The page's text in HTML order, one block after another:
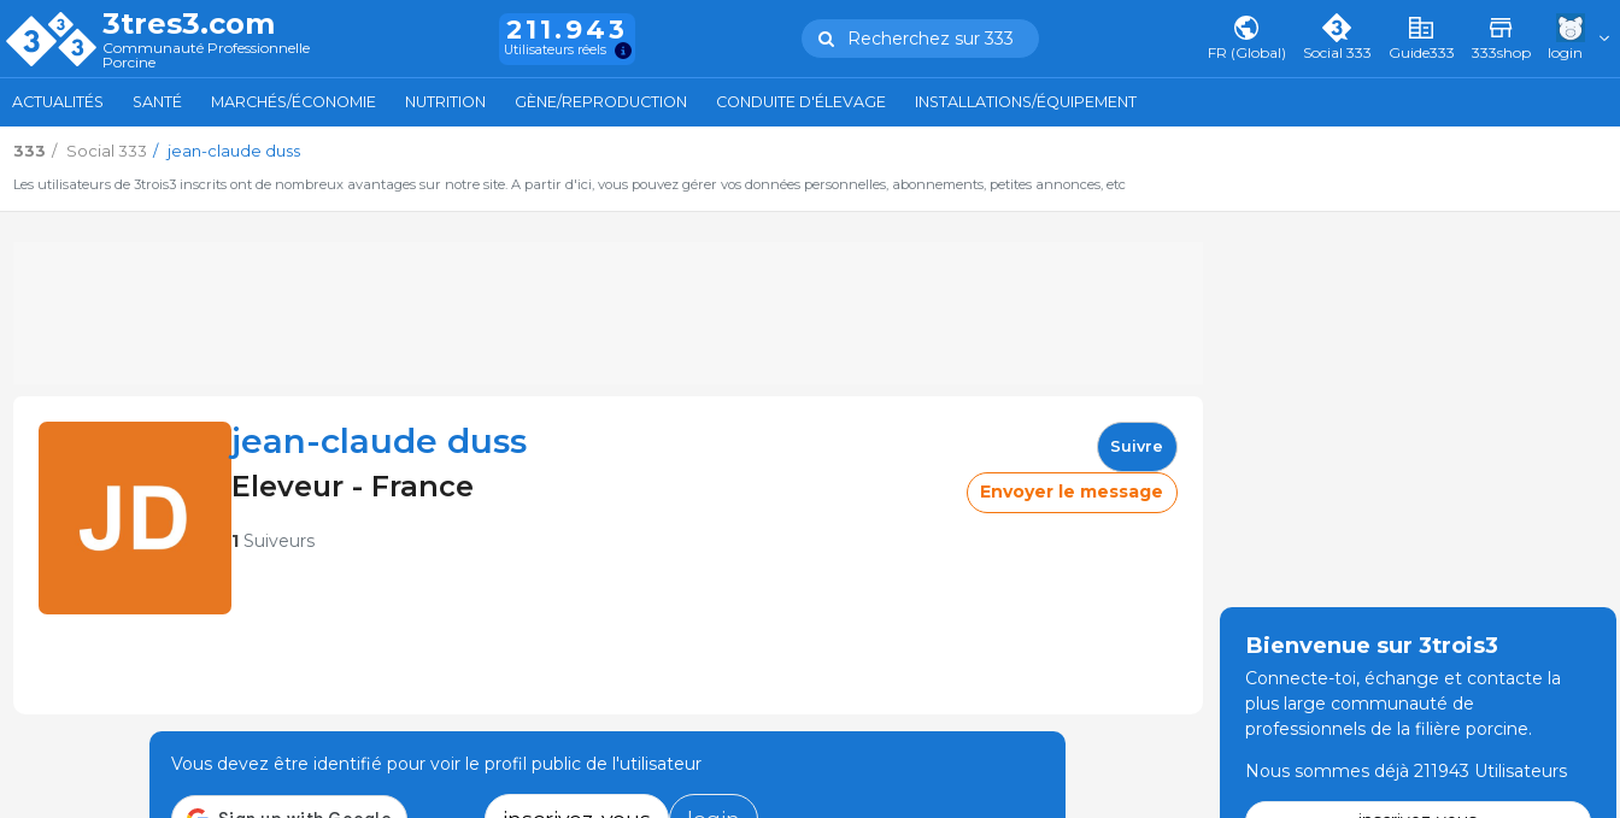
3tres3.com
Communauté Professionnelle
Porcine
211.943
Utilisateurs réels
Recherchez sur 333
FR (Global) Social 333 Guide333 333shop login
ACTUALITÉS SANTÉ MARCHÉS/ÉCONOMIE NUTRITION GÈNE/REPRODUCTION CONDUITE D'ÉLEVAGE INSTALLATIONS/ÉQUIPEMENT
333 Social 333 jean-claude duss
Les utilisateurs de 3trois3 inscrits ont de nombreux avantages sur notre site. A partir d'ici, vous pouvez gérer vos données personnelles, abonnements, petites annonces, etc
jean-claude duss
Eleveur - France
1Suiveurs
Suivre
Envoyer le message
Vous devez être identifié pour voir le profil public de l'utilisateur
Bienvenue sur 3trois3
Connecte-toi, échange et contacte la
plus large communauté de
professionnels de la filière porcine.
Nous sommes déjà 211943 Utilisateurs